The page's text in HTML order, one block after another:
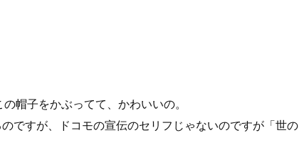
帽子をかぶってて、かわいいの。
ですが、ドコモの宣伝のセリフじゃないのですが「世の